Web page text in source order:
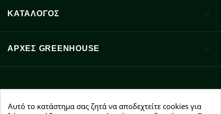
ΚΑΤΑΛΟΓΟΣ 
ΑΡΧΈΣ GREENHOUSE 
Facebook YouTubeInstagram
Αυτό το κατάστημα σας ζητά να αποδεχτείτε cookies για